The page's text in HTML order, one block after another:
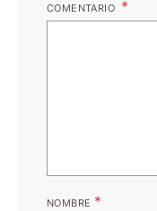
COMENTARIO
NOMBRE *